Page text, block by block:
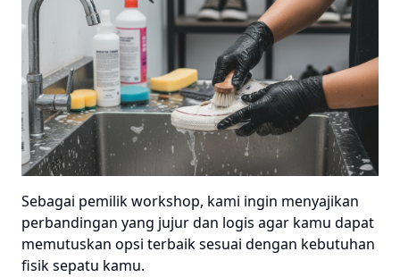
Sebagai pemilik workshop, kami ingin menyajikan
perbandingan yang jujur dan logis agar kamu dapat
memutuskan opsi terbaik sesuai dengan kebutuhan
fisik sepatu kamu.